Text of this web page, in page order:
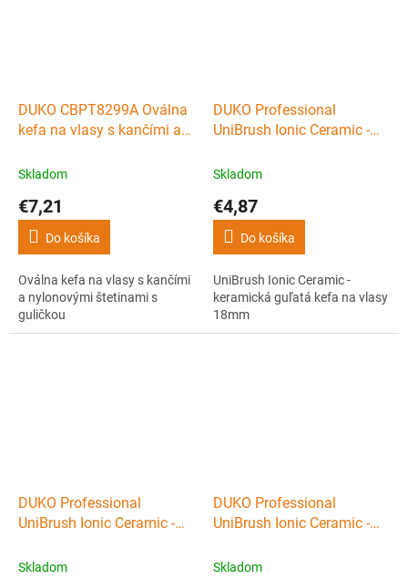
DUKO CBPT8299A Oválna
kefa na vlasy s kančími a
guličkou
Skladom
€7,21
Do košíka
Oválna kefa na vlasy s kančími
a nylonovými štetinami s
guličkou
DUKO Professional
UniBrush Ionic Ceramic -
vlasy 18mm
Skladom
€4,87
Do košíka
UniBrush Ionic Ceramic -
keramická guľatá kefa na vlasy
18mm
DUKO Professional
UniBrush Ionic Ceramic -
vlasy 25mm
Skladom
DUKO Professional
UniBrush Ionic Ceramic -
vlasy 36mm
Skladom